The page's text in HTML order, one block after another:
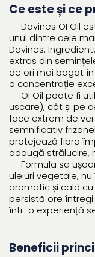
Ce este și ce
Davines OI Oil
unul dintre cele
Davines.
extras din
de ori mai bogat
o concentrație
OI Oil poate fi
uscare), cât și pe
face extrem de
semnificativ
protejează fibra
adaugă strălucire,
Formula sa
uleiuri vegetale, nu
aromatic și cald
persistă ore
într-o experiență
Beneficii